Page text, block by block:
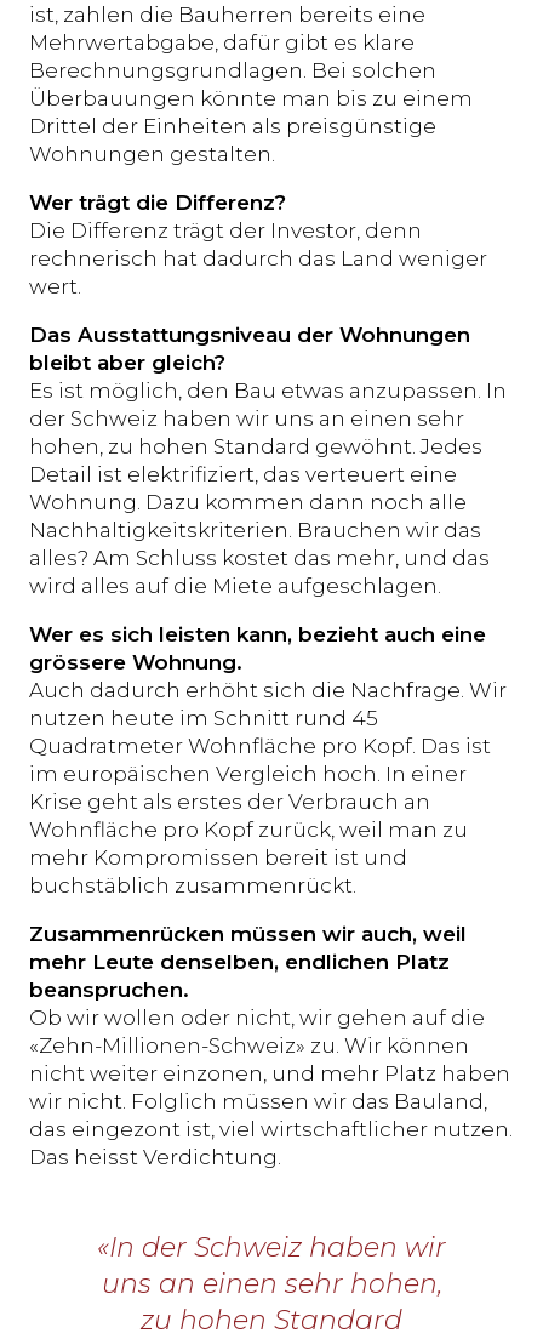
ist, zahlen die Bauherren bereits eine
Mehrwertabgabe, dafür gibt es klare
Berechnungsgrundlagen. Bei solchen
Überbauungen könnte man bis zu einem
Drittel der Einheiten als preisgünstige
Wohnungen gestalten.
Wer trägt die Differenz?
Die Differenz trägt der Investor, denn
rechnerisch hat dadurch das Land weniger
wert.
Das Ausstattungsniveau der Wohnungen
bleibt aber gleich?
Es ist möglich, den Bau etwas anzupassen. In
der Schweiz haben wir uns an einen sehr
hohen, zu hohen Standard gewöhnt. Jedes
Detail ist elektrifiziert, das verteuert eine
Wohnung. Dazu kommen dann noch alle
Nachhaltigkeitskriterien. Brauchen wir das
alles? Am Schluss kostet das mehr, und das
wird alles auf die Miete aufgeschlagen.
Wer es sich leisten kann, bezieht auch eine
grössere Wohnung.
Auch dadurch erhöht sich die Nachfrage. Wir
nutzen heute im Schnitt rund 45
Quadratmeter Wohnfläche pro Kopf. Das ist
im europäischen Vergleich hoch. In einer
Krise geht als erstes der Verbrauch an
Wohnfläche pro Kopf zurück, weil man zu
mehr Kompromissen bereit ist und
buchstäblich zusammenrückt.
Zusammenrücken müssen wir auch, weil
mehr Leute denselben, endlichen Platz
beanspruchen.
Ob wir wollen oder nicht, wir gehen auf die
«Zehn-Millionen-Schweiz» zu. Wir können
nicht weiter einzonen, und mehr Platz haben
wir nicht. Folglich müssen wir das Bauland,
das eingezont ist, viel wirtschaftlicher nutzen.
Das heisst Verdichtung.
«In der Schweiz haben wir
uns an einen sehr hohen,
zu hohen Standard